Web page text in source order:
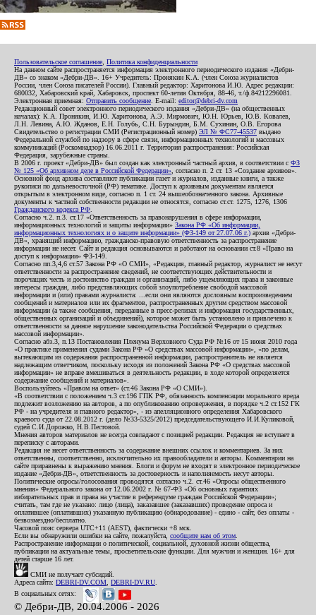
Пользовательское соглашение Политика конфиденциальности
На данном сайте распространяется информация электронного периодического издания «Дебри-
ДВ» со знаком «Дебри-ДВ». 16+ Учредитель: Пронякин К.А. (член Союза журналистов
России, член Союза писателей России). Главный редактор: Харитонова И.Ю. Адрес редакции:
680032, Хабаровский край, Хабаровск, проспект 60-летия Октября, 88-46, т./ф.84212296081.
Электронная приемная: Отправить сообщение . E-mail: editor@debri-dv.com
Редакционный совет электронного периодического издания «Дебри-ДВ» (на общественных
началах): К.А. Пронякин, И.Ю. Харитонова, А.Э. Мирмович, Ю.Н. Юрьев, Ю.В. Ковалев,
Л.Н. Левина, А.Ю. Жданов, Е.Н. Голубь, С.Н. Бурындин, Б.М. Сухинин, О.В. Егорова
Свидетельство о регистрации СМИ (Регистрационный номер) ЭЛ № ФС77-45537 выдано
Федеральной службой по надзору в сфере связи, информационных технологий и массовых
коммуникаций (Роскомнадзор) 16.06.2011 г. Территория распространения: Российская
Федерация, зарубежные страны.
В 2006 г. проект «Дебри-ДВ» был создан как электронный частный архив, в соответствии с ФЗ
№ 125 «Об архивном деле в Российской Федерации» , согласно п. 2 ст. 13 «Создание архивов».
Основной фонд архива составляют публикации газет и журналов, изданные книги, а также
рукописи по дальневосточной (РФ) тематике. Доступ к архивным документам является
открытым в электронном виде, согласно п. 1 ст. 24 вышеобозначенного закона. Архивные
документы к частной собственности редакции не относятся, согласно ст.ст. 1275, 1276, 1306
Гражданского кодекса РФ
Согласно ч.2. п.3. ст.17 «Ответственность за правонарушения в сфере информации,
информационных технологий и защиты информации» Закона РФ «Об информации,
информационных технологиях и о защите информации» (ФЗ-149 от 27.07.06 г.) архив «Дебри-
ДВ», хранящий информацию, гражданско-правовую ответственность за распространение
информации не несет. Сайт и редакция основываются и работают на основании ст.8 «Право на
доступ к информации» ФЗ-149.
Согласно пп.3,4,6 ст.57 Закона РФ «О СМИ», «Редакция, главный редактор, журналист не несут
ответственности за распространение сведений, не соответствующих действительности и
порочащих честь и достоинство граждан и организаций, либо ущемляющих права и законные
интересы граждан, либо представляющих собой злоупотребление свободой массовой
информации и (или) правами журналиста: ...если они являются дословным воспроизведением
сообщений и материалов или их фрагментов, распространенных другим средством массовой
информации (а также сообщения, переданные в пресс-релизах и информация государственных,
общественных организаций и объединений), которое может быть установлено и привлечено к
ответственности за данное нарушение законодательства Российской Федерации о средствах
массовой информации».
Согласно абз.3, п.13 Постановления Пленума Верховного Суда РФ №16 от 15 июня 2010 года
«О практике применения судами Закона РФ «О средствах массовой информации», «по делам,
вытекающим из содержания распространенной информации, распространитель не является
надлежащим ответчиком, поскольку исходя из положений Закона РФ «О средствах массовой
информации» не вправе вмешиваться в деятельность редакции, в ходе которой определяется
содержание сообщений и материалов».
Воспользуйтесь «Правом на ответ» (ст.46 Закона РФ «О СМИ»).
«В соответствии с положением ч.3 ст.196 ГПК РФ, обязанность компенсации морального вреда
подлежит возложению на авторов, а по опубликованию опровержения, в порядке ч.2 ст.152 ГК
РФ - на учредителя и главного редактор», - из апелляционного определения Хабаровского
краевого суда от 22.08.2012 г. (дело №33-5325/2012) председательствующего И.И.Куликовой,
судей С.И.Дорожко, Н.В.Пестовой.
Мнения авторов материалов не всегда совпадают с позицией редакции. Редакция не вступает в
переписку с авторами.
Редакция не несет ответственность за содержание внешних ссылок и комментариев. За них
ответственны, соответственно, исключительно их правообладатели и авторы. Комментарии на
сайте приравнены к выражению мнения. Блоги и форум не входят в электронное периодическое
издание «Дебри-ДВ», ответственность за достоверность и наполняемость несут авторы.
Политические опросы/голосования проводятся согласно ч.2. ст.46 «Опросы общественного
мнения» Федерального закона от 12.06.2002 г. № 67-ФЗ «Об основных гарантиях
избирательных прав и права на участие в референдуме граждан Российской Федерации»;
считать, там где не указано: лицо (лица), заказавшее (заказавших) проведение опроса и
оплатившее (оплативших) указанную публикацию (обнародование) - едино - сайт, без оплаты -
безвозмездно/бесплатно.
Часовой пояс сервера UTC+11 (AEST), фактически +8 мск.
Если вы обнаружили ошибки на сайте, пожалуйста, сообщите нам об этом
Распространение информации о политической, социальной, духовной жизни общества,
публикации на актуальные темы, просветительские функции. Для мужчин и женщин. 16+ для
детей старше 16 лет.
СМИ не получает субсидий.
Адреса сайта: DEBRI-DV.COM DEBRI-DV.RU
В социальных сетях:
© Дебри-ДВ, 20.04.2006 - 2026